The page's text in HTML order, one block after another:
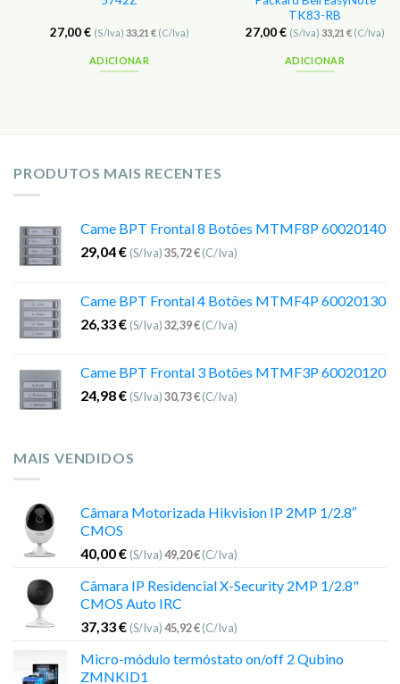
27,00€ (S/Iva) 33,21 €(C/Iva)
ADICIONAR
TK83-RB
27,00€ (S/Iva) 33,21 €(C/Iva)
ADICIONAR
PRODUTOS MAIS RECENTES
Came BPT Frontal 8 Botões MTMF8P 60020140
29,04€ (S/Iva)35,72€(C/Iva)
Came BPT Frontal 4 Botões MTMF4P 60020130
26,33€ (S/Iva)32,39€(C/Iva)
Came BPT Frontal 3 Botões MTMF3P 60020120
24,98€ (S/Iva)30,73€(C/Iva)
MAIS VENDIDOS
Câmara Motorizada Hikvision IP 2MP 1/2.8″
CMOS
40,00€ (S/Iva)49,20€(C/Iva)
Câmara IP Residencial X-Security 2MP 1/2.8"
CMOS Auto IRC
37,33€ (S/Iva)45,92€(C/Iva)
Micro-módulo termóstato on/off 2 Qubino
ZMNKID1